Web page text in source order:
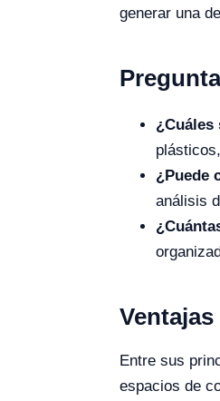
generar una
¿Cuáles
¿Puede
análisis
Entre sus
espacios de